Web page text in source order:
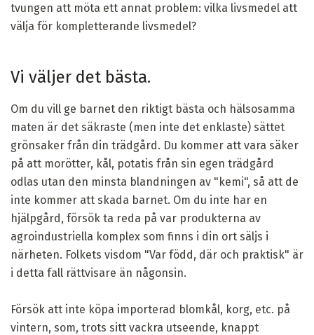
tvungen att möta ett annat problem: vilka livsmedel att
välja för kompletterande livsmedel?
Vi väljer det bästa.
Om du vill ge barnet den riktigt bästa och hälsosamma
maten är det säkraste (men inte det enklaste) sättet
grönsaker från din trädgård. Du kommer att vara säker
på att morötter, kål, potatis från sin egen trädgård
odlas utan den minsta blandningen av "kemi", så att de
inte kommer att skada barnet. Om du inte har en
hjälpgård, försök ta reda på var produkterna av
agroindustriella komplex som finns i din ort säljs i
närheten. Folkets visdom "Var född, där och praktisk" är
i detta fall rättvisare än någonsin.
Försök att inte köpa importerad blomkål, korg, etc. på
vintern, som, trots sitt vackra utseende, knappt